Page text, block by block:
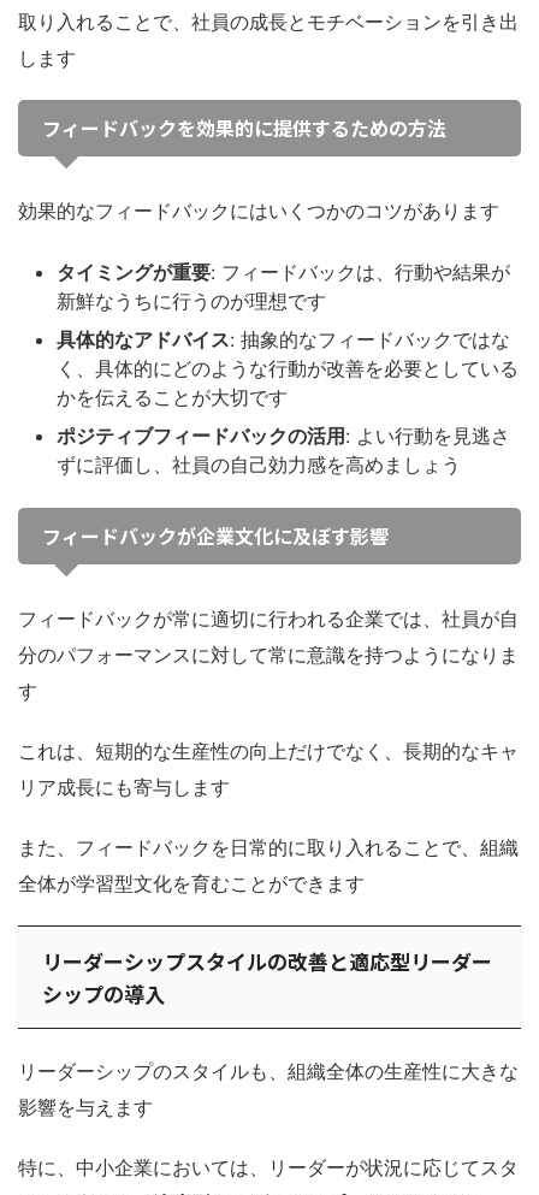
取り入れることで、社員の成長とモチベーションを引き出
します
フィードバックを効果的に提供するための方法
効果的なフィードバックにはいくつかのコツがあります
タイミングが重要: フィードバックは、行動や結果が
新鮮なうちに行うのが理想です
具体的なアドバイス: 抽象的なフィードバックではな
く、具体的にどのような行動が改善を必要としている
かを伝えることが大切です
ポジティブフィードバックの活用 : よい行動を見逃さ
ずに評価し、社員の自己効力感を高めましょう
フィードバックが企業文化に及ぼす影響
フィードバックが常に適切に行われる企業では、社員が自
分のパフォーマンスに対して常に意識を持つようになりま
す
これは、短期的な生産性の向上だけでなく、長期的なキャ
リア成長にも寄与します
また、フィードバックを日常的に取り入れることで、組織
全体が学習型文化を育むことができます
リーダーシップスタイルの改善と適応型リーダー
シップの導入
リーダーシップのスタイルも、組織全体の生産性に大きな
影響を与えます
特に、中小企業においては、リーダーが状況に応じてスタ